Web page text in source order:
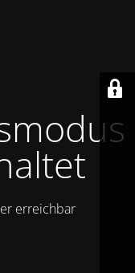
erreichbar